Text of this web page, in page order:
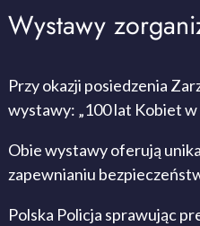
Wystawy
Przy okazji posiedzenia
wystawy: „100 lat Kobiet w
Obie wystawy oferują
zapewnianiu
Polska Policja sprawując